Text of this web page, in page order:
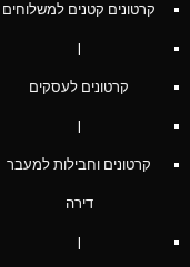
קרטונים קטנים למשלוחים
קרטונים לעסקים
קרטונים וחבילות למעבר
דירה